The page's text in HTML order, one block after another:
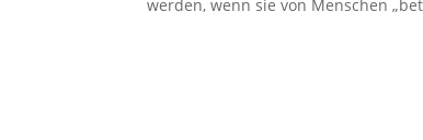
werden, wenn sie von Menschen